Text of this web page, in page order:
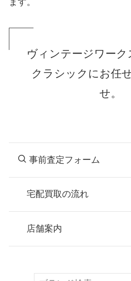
ヴィンテージワーク
クラシックにお任
せ。
事前査定フォーム
宅配買取の流れ
お申込み
店舗案内